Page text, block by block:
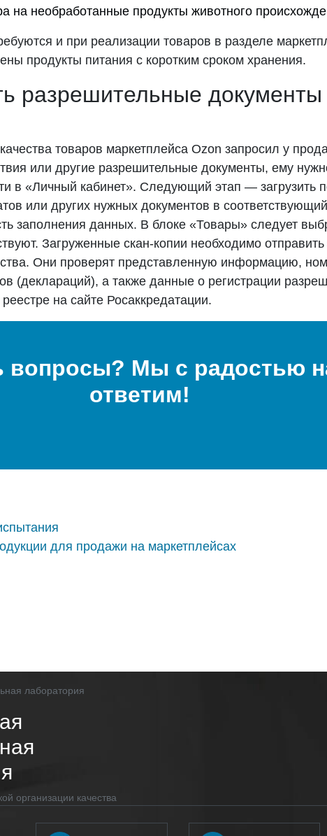
на необработанные продукты животного
и при реализации товаров в разделе
продукты питания с коротким сроком хранения.
разрешительные
товаров маркетплейса Ozon запросил у
или другие разрешительные документы, ему
в «Личный кабинет». Следующий этап — загрузить
или других нужных документов в
заполнения данных. В блоке «Товары» следует
Загруженные скан-копии необходимо отправить
Они проверят представленную информацию,
(деклараций), а также данные о регистрации
на сайте Росаккредатации.
вопросы? Мы с радостью
ответим!
для продажи на маркетплейсах
организации качества